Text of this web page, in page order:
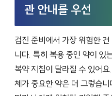
관 안내를 우선
검진 준비에서 가장 위험한
니다. 특히 복용 중인 약이 있
복약 지침이 달라질 수 있어
체가 중요한 약은 더 그렇습니